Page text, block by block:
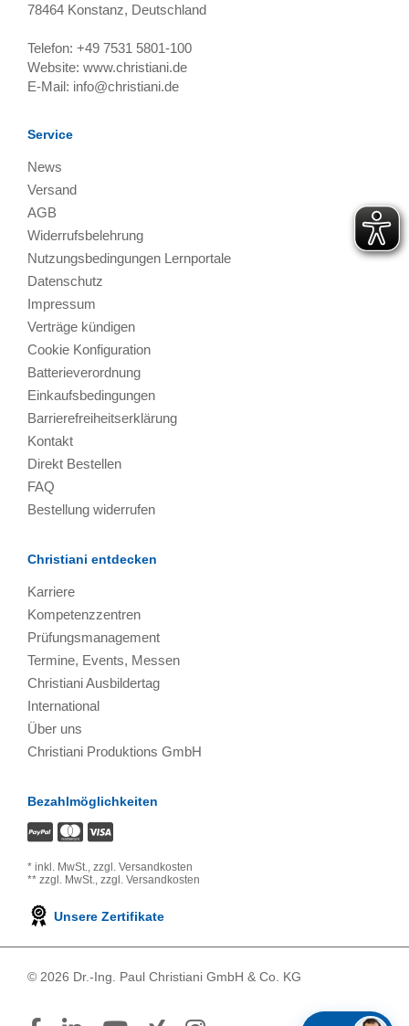
78464 Konstanz, Deutschland
Telefon: +49 7531 5801-100
Website: www.christiani.de
E-Mail: info@christiani.de
Service
News
Versand
AGB
Widerrufsbelehrung
Nutzungsbedingungen Lernportale
Datenschutz
Impressum
Verträge kündigen
Cookie Konfiguration
Batterieverordnung
Einkaufsbedingungen
Barrierefreiheitserklärung
Kontakt
Direkt Bestellen
FAQ
Bestellung widerrufen
Christiani entdecken
Karriere
Kompetenzzentren
Prüfungsmanagement
Termine, Events, Messen
Christiani Ausbildertag
International
Über uns
Christiani Produktions GmbH
Bezahlmöglichkeiten
* inkl. MwSt., zzgl. Versandkosten
** zzgl. MwSt., zzgl. Versandkosten
Unsere Zertifikate
© 2026 Dr.-Ing. Paul Christiani GmbH & Co. KG